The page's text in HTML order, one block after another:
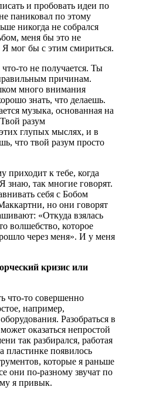
и пробовать идеи по
паниковал по этому
никогда не собрался
меня бы это не
Я мог бы с этим смириться.
то не получается. Ты
причинам.
много внимания
знать, что делаешь.
музыка, основанная на
разум
глупых мыслях, и в
что твой разум просто
приходит к тебе, когда
знаю, так многие говорят.
себя с Бобом
но они говорят
«Откуда взялась
волшебство, которое
через меня». И у меня
кризис или
что-то совершенно
например,
Разобраться в
оказаться непростой
так разбирался, работая
пластинке появилось
которые я раньше
они по-разному звучат по
я привык.